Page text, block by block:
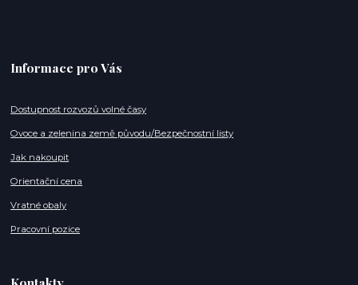
Informace pro Vás
Dostupnost rozvozů volné časy
Ovoce a zelenina země původu/Bezpečnostní listy
Jak nakoupit
Orientační cena
Vratné obaly
Pracovní pozice